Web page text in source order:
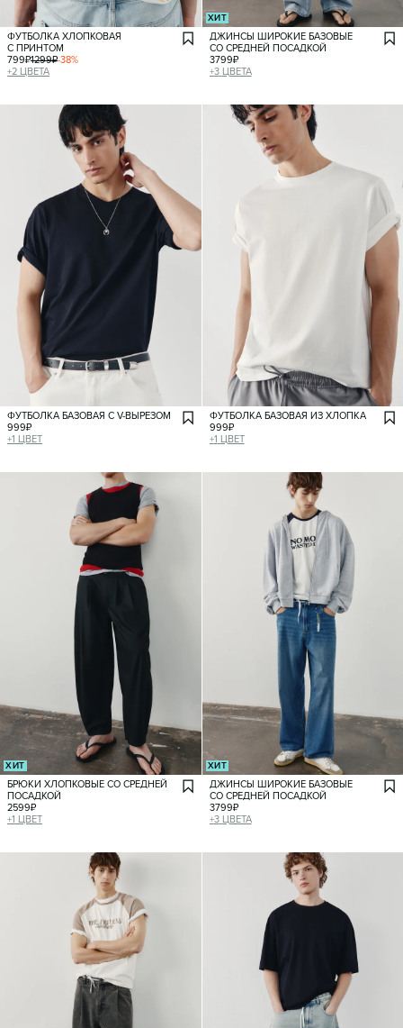
ФУТБОЛКА ХЛОПКОВАЯ
С ПРИНТОМ
799₽1299₽-38%
+2 ЦВЕТА
ХИТ
ДЖИНСЫ ШИРОКИЕ БАЗОВЫЕ
СО СРЕДНЕЙ ПОСАДКОЙ
3799₽
+3 ЦВЕТА
ФУТБОЛКА БАЗОВАЯ С V-ВЫРЕЗОМ
999₽
+1 ЦВЕТ
ФУТБОЛКА БАЗОВАЯ ИЗ ХЛОПКА
999₽
+1 ЦВЕТ
ХИТ
БРЮКИ ХЛОПКОВЫЕ СО СРЕДНЕЙ
ПОСАДКОЙ
2599₽
+1 ЦВЕТ
ХИТ
ДЖИНСЫ ШИРОКИЕ БАЗОВЫЕ
СО СРЕДНЕЙ ПОСАДКОЙ
3799₽
+3 ЦВЕТА